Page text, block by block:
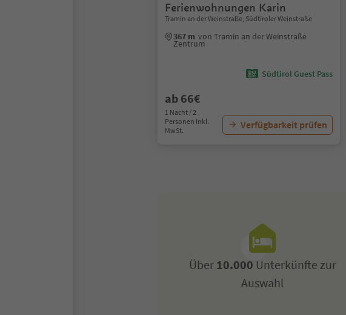
Ferienwohnungen Karin
Tramin an der Weinstraße, Südtiroler Weinstraße
367 m von Tramin an der Weinstraße
Zentrum
Südtirol Guest Pass
ab 66€
1 Nacht / 2
Personen Inkl.
MwSt.
Verfügbarkeit prüfen
Über10.000 Unterkünfte zur
Auswahl